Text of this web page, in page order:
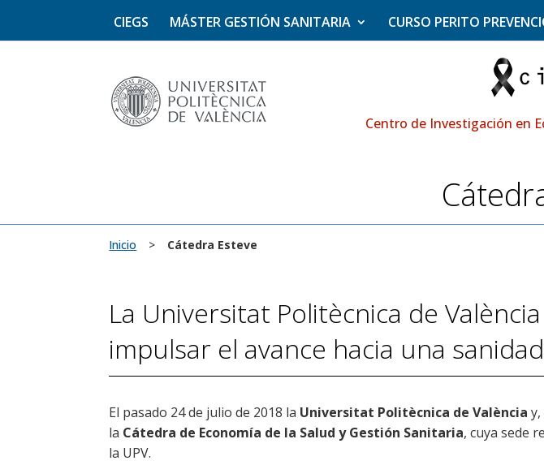
CIEGS MÁSTER GESTIÓN SANITARIA CURSO PERITO
Centro de Investigación en
Inicio > Cátedra Esteve
La Universitat Politècnica de
impulsar el avance hacia una
El pasado 24 de julio de 2018 la Universitat Politècnica de València
la Cátedra de Economía de la Salud y Gestión Sanitaria, cuya sede
la UPV.